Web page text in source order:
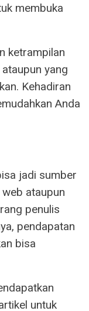
membuka
ketrampilan
yang
Kehadiran
Anda
jadi sumber
ataupun
penulis
pendapatan
bisa
untuk